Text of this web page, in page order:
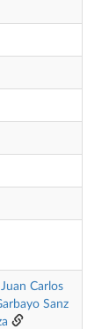
Juan Carlos
Sanz